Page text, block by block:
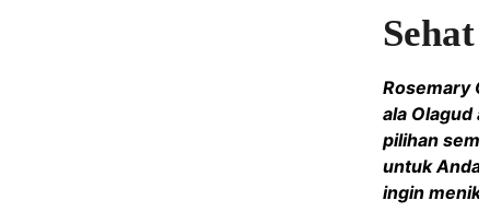
Sehat
Rosemary
ala Olagud
pilihan
untuk Anda
ingin